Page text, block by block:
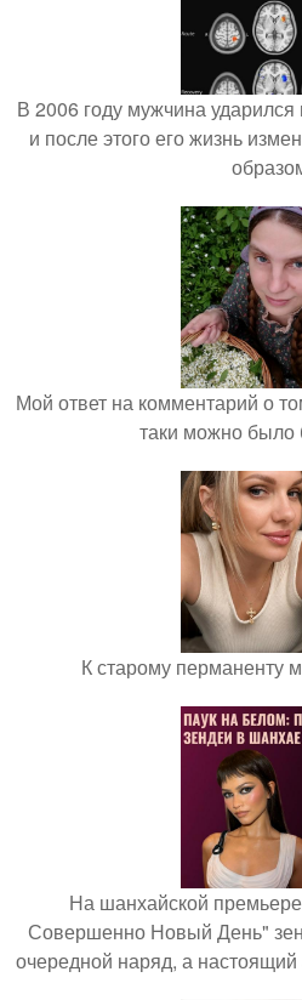
В 2006 году мужчина
и после этого его жизнь
Мой ответ на комментарий о
таки можно было
К старому перманенту
На шанхайской
Совершенно Новый День"
очередной наряд, а